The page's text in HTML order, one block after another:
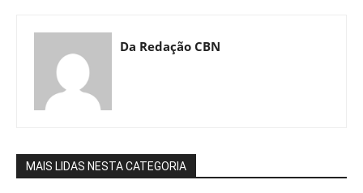
Da Redação CBN
MAIS LIDAS NESTA CATEGORIA